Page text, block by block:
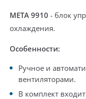
МЕТА 9910 - блок
охлаждения.
Особенности:
Ручное и
вентиляторами.
В комплект входит